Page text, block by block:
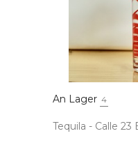
An Lager 4
Tequila - Calle